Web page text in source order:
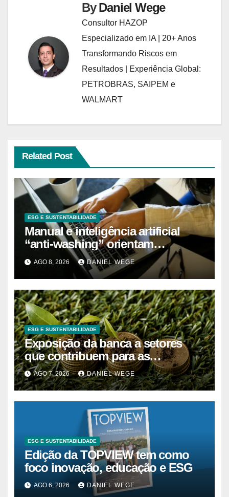
ByDaniel Wege
Consultor HAZOP
Especializado em IA | 20+ Anos
Transformando Riscos em
Resultados | Experiência Global:
PETROBRAS, SAIPEM e
WALMART
Related Post
ESG E SUSTENTABILIDADE
Manual e inteligência artificial
“anti-washing” orientam
empresas
AGO 8, 2026 DANIEL WEGE
ESG E SUSTENTABILIDADE
Exposição da banca a setores
que contribuem para as
alterações climáticas mantém-se
nos 62%
AGO 7, 2026 DANIEL WEGE
ESG E SUSTENTABILIDADE
Edição da TOPVIEW tem como
foco inovação, educação e ESG
AGO 6, 2026 DANIEL WEGE